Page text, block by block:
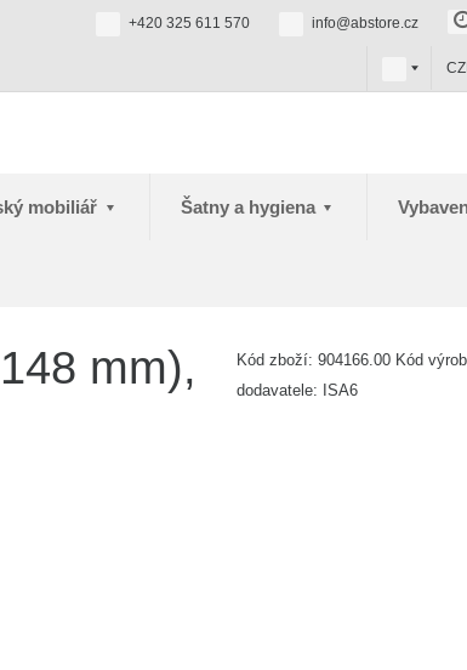
+420 325 611 570 info@abstore.cz
c
z
mobiliář Šatny a hygiena
mm),
Kód zboží: 904166.00 Kód
dodavatele:
ISA6